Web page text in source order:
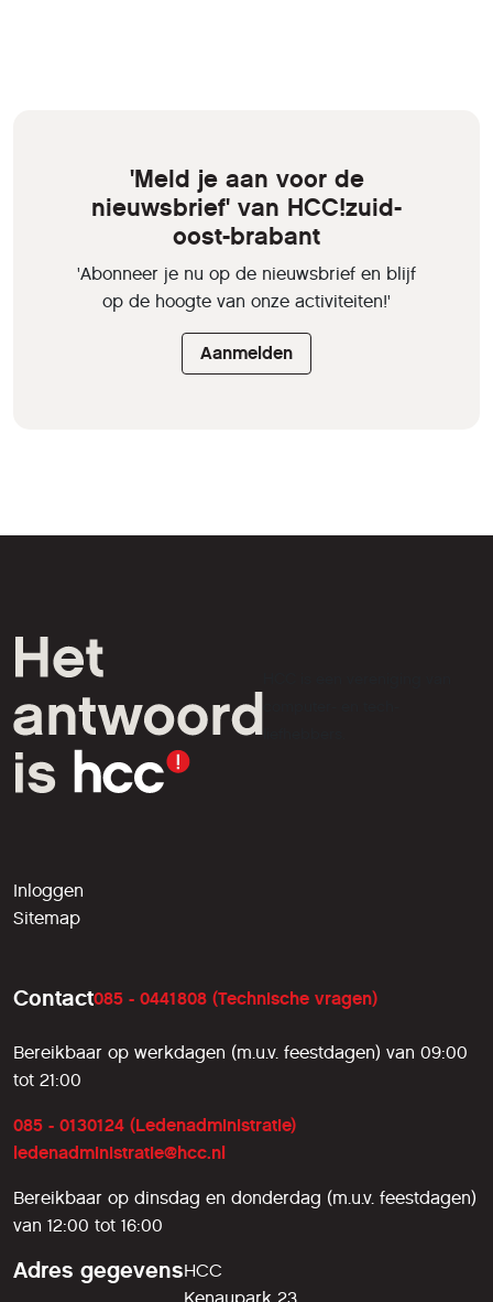
'Meld je aan voor de
nieuwsbrief' van HCC!zuid-
oost-brabant
'Abonneer je nu op de nieuwsbrief en blijf
op de hoogte van onze activiteiten!'
Aanmelden
liefhebbers.
Inloggen
Sitemap
Contact085 - 0441808 (Technische vragen)
Bereikbaar op werkdagen (m.u.v. feestdagen) van 09:00
tot 21:00
085 - 0130124 (Ledenadministratie)
ledenadministratie@hcc.nl
Bereikbaar op dinsdag en donderdag (m.u.v. feestdagen)
van 12:00 tot 16:00
Adres gegevensHCC
Kenaupark 23